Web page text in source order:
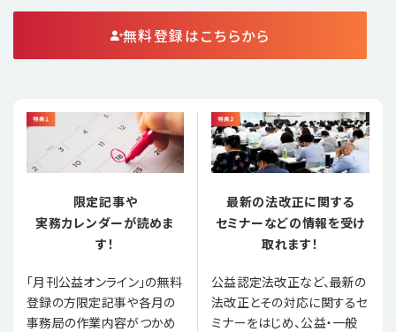
無料登録はこちらから
限定記事や
実務カレンダーが読めま
す！
「月刊公益オンライン」の無料
登録の方限定記事や各月の
事務局の作業内容がつかめ
最新の法改正に関する
セミナーなどの情報を受け
取れます！
公益認定法改正など、最新の
法改正とその対応に関するセ
ミナーをはじめ、公益・一般